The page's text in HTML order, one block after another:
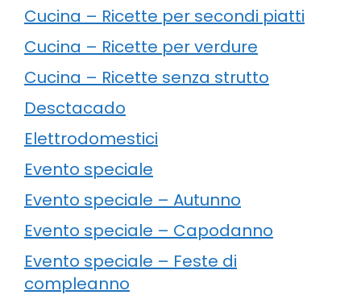
Cucina – Ricette per secondi piatti
Cucina – Ricette per verdure
Cucina – Ricette senza strutto
Desctacado
Elettrodomestici
Evento speciale
Evento speciale – Autunno
Evento speciale – Capodanno
Evento speciale – Feste di
compleanno